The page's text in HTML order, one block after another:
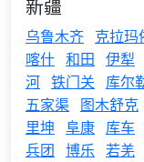
新疆
乌鲁木齐 克拉玛
喀什 和田 伊犁
河 铁门关 库尔
五家渠 图木舒克
里坤 阜康 库车
兵团 博乐 若羌